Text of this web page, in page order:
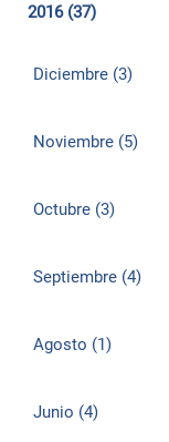
2016 (37)
Diciembre (3)
Noviembre (5)
Octubre (3)
Septiembre (4)
Agosto (1)
Junio (4)